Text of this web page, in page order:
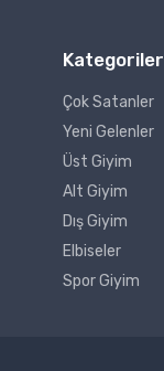
Kategoriler
Çok Satanler
Yeni Gelenler
Üst Giyim
Alt Giyim
Dış Giyim
Elbiseler
Spor Giyim